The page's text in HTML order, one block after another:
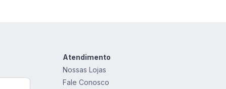
Atendimento
Nossas Lojas
Fale Conosco